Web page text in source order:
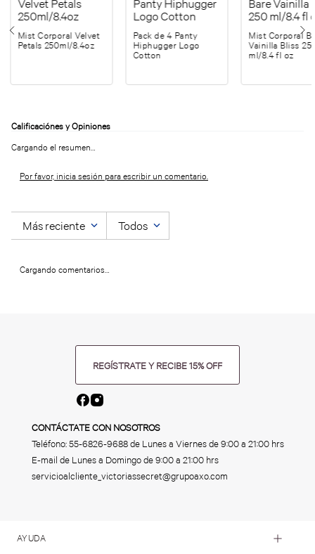
Mist Corporal Velvet
Petals 250ml/8.4oz
Pack de 4 Panty
Hiphugger Logo
Cotton
Mist Corporal
Vainilla Bliss
ml/8.4 fl oz
Cargando el resumen…
Por favor, inicia sesión para escribir un comentario.
Más reciente Todos
Cargando comentarios…
REGÍSTRATE Y RECIBE 15% OFF
CONTÁCTATE CON NOSOTROS
Teléfono:55-6826-9688de Lunes a Viernes de 9:00 a 21:00 hrs
E-mail de Lunes a Domingo de 9:00 a 21:00 hrs
servicioalcliente_victoriassecret@grupoaxo.com
AYUDA